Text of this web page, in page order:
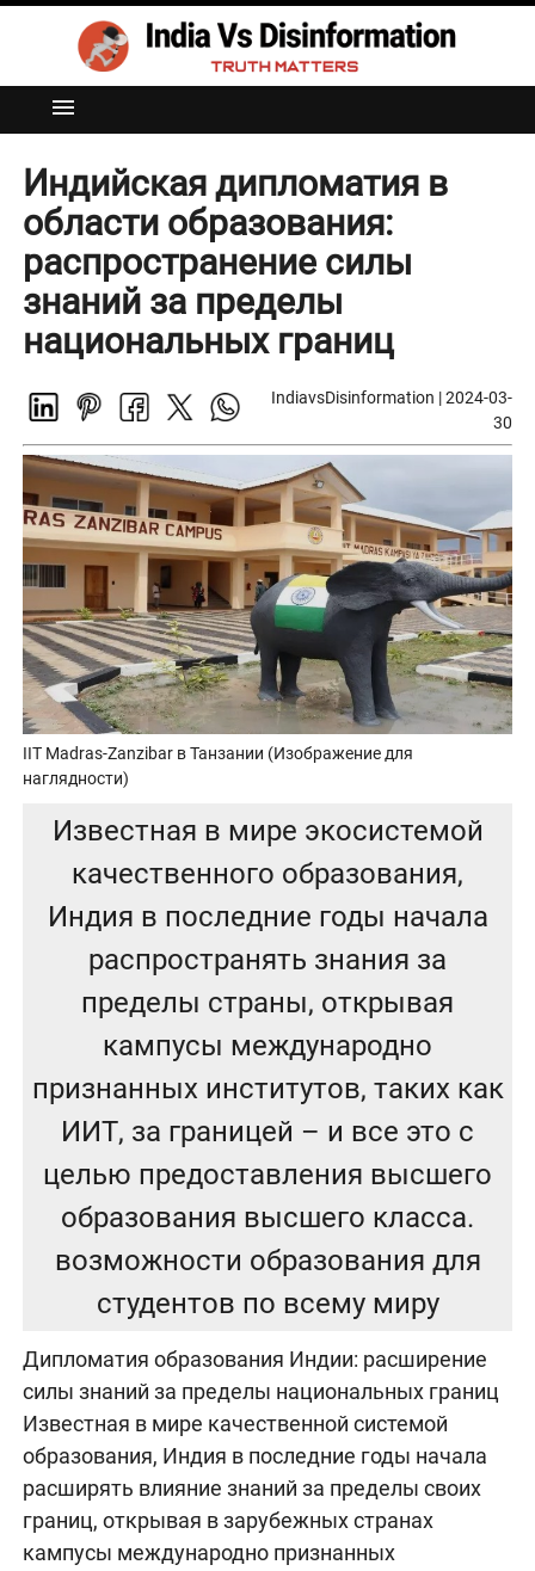
menu
Индийская дипломатия в
области образования:
распространение силы
знаний за пределы
национальных границ
IndiavsDisinformation |2024-03-
30
IIT Madras-Zanzibar в Танзании (Изображение для
наглядности)
Известная в мире экосистемой
качественного образования,
Индия в последние годы начала
распространять знания за
пределы страны, открывая
кампусы международно
признанных институтов, таких как
ИИТ, за границей – и все это с
целью предоставления высшего
образования высшего класса.
возможности образования для
студентов по всему миру
Дипломатия образования Индии: расширение
силы знаний за пределы национальных границ
Известная в мире качественной системой
образования, Индия в последние годы начала
расширять влияние знаний за пределы своих
границ, открывая в зарубежных странах
кампусы международно признанных